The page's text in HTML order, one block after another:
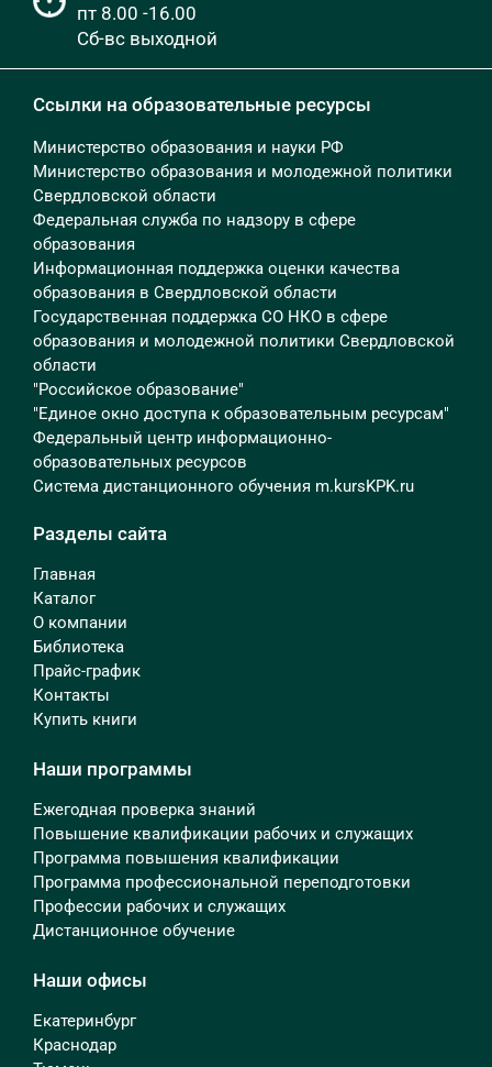
пт 8.00 -16.00
Сб-вс выходной
Ссылки на образовательные ресурсы
Министерство образования и науки РФ
Министерство образования и молодежной политики
Свердловской области
Федеральная служба по надзору в сфере
образования
Информационная поддержка оценки качества
образования в Свердловской области
Государственная поддержка СО НКО в сфере
образования и молодежной политики Свердловской
области
"Российское образование"
"Единое окно доступа к образовательным ресурсам"
Федеральный центр информационно-
образовательных ресурсов
Система дистанционного обучения m.kursKPK.ru
Разделы сайта
Главная
Каталог
О компании
Библиотека
Прайс-график
Контакты
Купить книги
Наши программы
Ежегодная проверка знаний
Повышение квалификации рабочих и служащих
Программа повышения квалификации
Программа профессиональной переподготовки
Профессии рабочих и служащих
Дистанционное обучение
Наши офисы
Екатеринбург
Краснодар